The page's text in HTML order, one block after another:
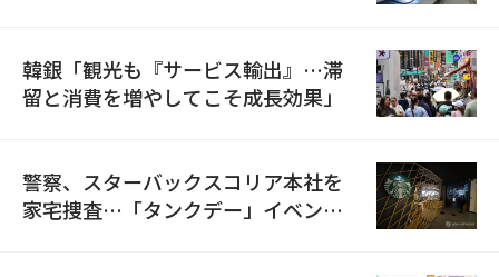
韓銀「観光も『サービス輸出』…滞
留と消費を増やしてこそ成長効果」
警察、スターバックスコリア本社を
家宅捜査…「タンクデー」イベント